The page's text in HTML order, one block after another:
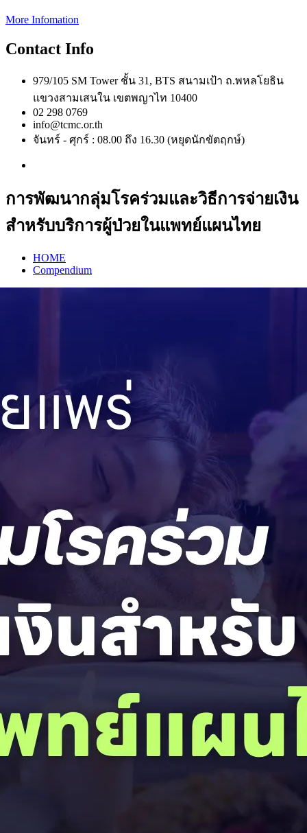
More Infomation
Contact Info
979/105 SM Tower ชั้น 31, BTS สนามเป้า ถ.พหลโยธิน
แขวงสามเสนใน เขตพญาไท 10400
02 298 0769
info@tcmc.or.th
จันทร์ - ศุกร์ : 08.00 ถึง 16.30 (หยุดนักขัตฤกษ์)
การพัฒนากลุ่มโรคร่วมและวิธีการจ่ายเงิน
สำหรับบริการผู้ป่วยในแพทย์แผนไทย
HOME
Compendium